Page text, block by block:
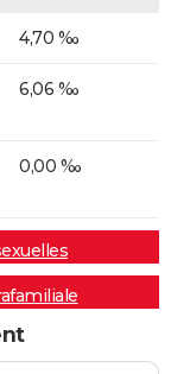
4,70 ‰
6,06 ‰
0,00 ‰